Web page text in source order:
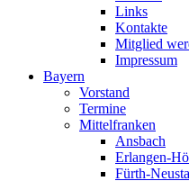
Links
Kontakte
Mitglied
Impressum
Bayern
Vorstand
Termine
Mittelfranken
Ansbach
Erlangen-
Fürth-